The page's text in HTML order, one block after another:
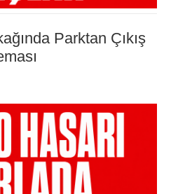
Parktan Çıkış